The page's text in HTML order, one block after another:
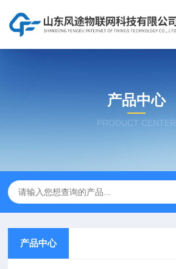
产品中心
PRODUCT CENTER
产品中心